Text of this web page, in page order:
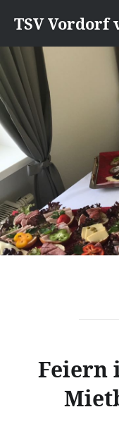
zumTSV Vordorf
Feiern